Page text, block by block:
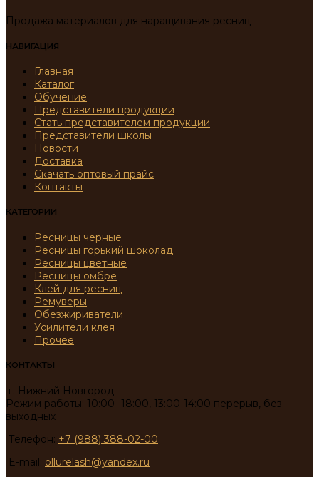
Продажа материалов для наращивания ресниц
НАВИГАЦИЯ
Главная
Каталог
Обучение
Представители продукции
Стать представителем продукции
Представители школы
Новости
Доставка
Скачать оптовый прайс
Контакты
КАТЕГОРИИ
Ресницы черные
Ресницы горький шоколад
Ресницы цветные
Ресницы омбре
Клей для ресниц
Ремуверы
Обезжириватели
Усилители клея
Прочее
КОНТАКТЫ
г. Нижний Новгород
Режим работы: 10:00 -18:00, 13:00-14:00 перерыв, без
выходных
Телефон: +7 (988) 388-02-00
E-mail: ollurelash@yandex.ru